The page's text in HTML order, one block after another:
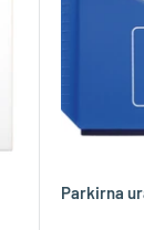
Parkirna